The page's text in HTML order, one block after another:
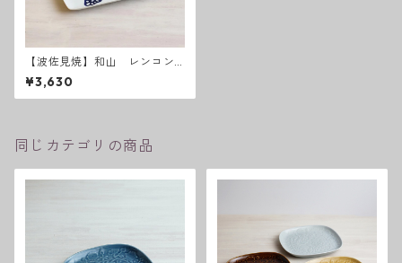
【波佐見焼】和山 レンコン
Wプレート 角皿 - 大 -
¥3,630
同じカテゴリの商品